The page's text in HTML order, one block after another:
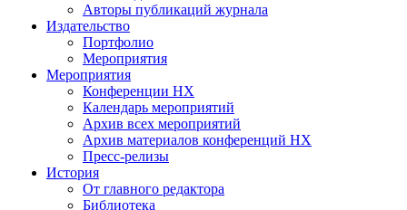
Авторы публикаций журнала
Издательство
Портфолио
Мероприятия
Мероприятия
Конференции НХ
Календарь мероприятий
Архив всех мероприятий
Архив материалов конференций НХ
Пресс-релизы
История
От главного редактора
Библиотека